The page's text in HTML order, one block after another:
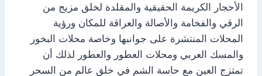
الأحجار الكريمة الحقيقية والمقلدة لخلق مزيج من
الرقي والفخامة والأصالة والعراقة للمكان ورؤية
المحلات المنتشرة على جوانبها وخاصة محلات البخور
والمسك العربي ومحلات العطور والعطور لذلك أن
تمتزج العين مع حاسة الشم في خلق عالم من السحر